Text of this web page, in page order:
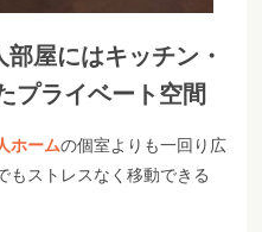
屋にはキッチン・
プライベート空間
ホームの個室よりも一回り広
もストレスなく移動できる